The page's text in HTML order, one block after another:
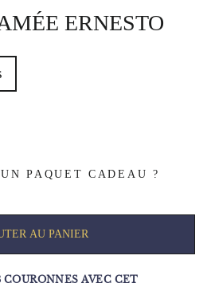
ERNESTO
PAQUET CADEAU ?
AU PANIER
COURONNES AVEC CET